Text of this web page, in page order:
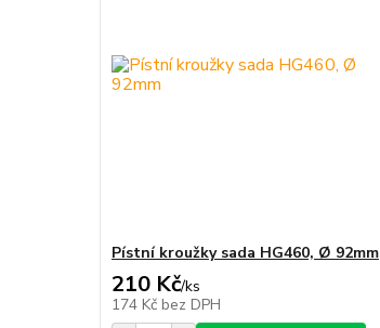
Pístní kroužky sada HG460, Ø 92mm
210 Kč/ks
174 Kč bez DPH